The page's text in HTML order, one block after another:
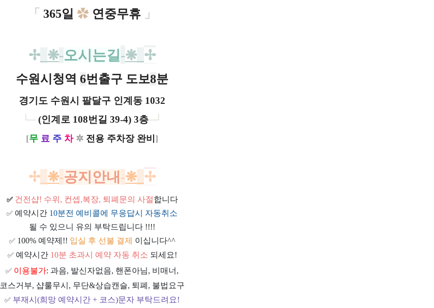
「 365일 ✿ 연중무휴 」
✢ ❋-오시는길-❋ ✢
수원시청역 6번출구 도보8분
경기도 수원시 팔달구 인계동 1032
└─ (인계로 108번길 39-4) 3층─┘
[무 료 주 차 ✲ 전용 주차장 완비 ]
✢ ❋-공지안내 -❋ ✢
✅ 건전샵! 수위, 컨셉,복장, 퇴폐문의 사절합니다
✅ 예약시간 10분전 예비콜에 무응답시 자동취소
될 수 있으니 유의 부탁드립니다 !!!!
✅ 100% 예약제!! 입실 후 선불 결제 이십니다^^
✅ 예약시간 10분 초과시 예약 자동 취소 되세요!
✅ 이용불가: 과음, 발신자없음, 핸폰아님, 비매너,
코스거부, 샵룰무시, 무단&상습캔슬, 퇴폐, 불법요구
✅ 부재시(희망 예약시간 + 코스)문자 부탁드려요!